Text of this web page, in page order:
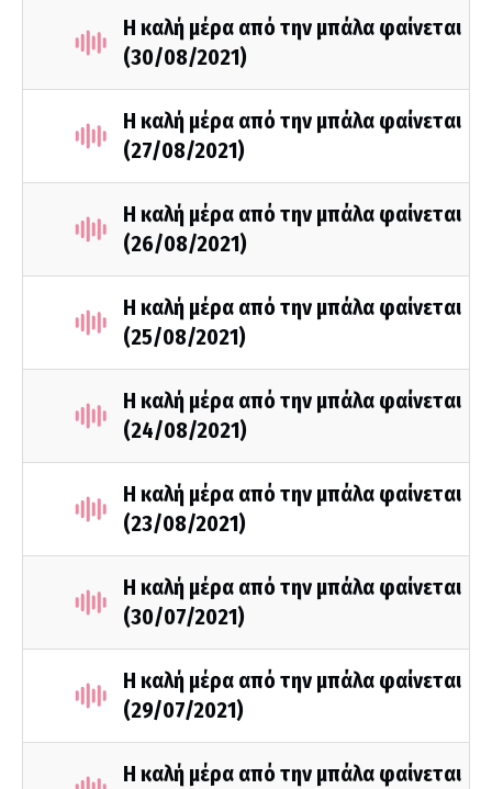
Η καλή μέρα από την μπάλα φαίνεται
(30/08/2021)
Η καλή μέρα από την μπάλα φαίνεται
(27/08/2021)
Η καλή μέρα από την μπάλα φαίνεται
(26/08/2021)
Η καλή μέρα από την μπάλα φαίνεται
(25/08/2021)
Η καλή μέρα από την μπάλα φαίνεται
(24/08/2021)
Η καλή μέρα από την μπάλα φαίνεται
(23/08/2021)
Η καλή μέρα από την μπάλα φαίνεται
(30/07/2021)
Η καλή μέρα από την μπάλα φαίνεται
(29/07/2021)
Η καλή μέρα από την μπάλα φαίνεται